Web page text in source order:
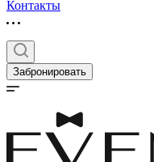
Контакты
Забронировать